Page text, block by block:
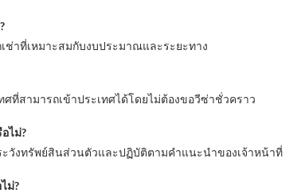
ช่าที่เหมาะสมกับงบประมาณและระยะทาง
ที่สามารถเข้าประเทศได้โดยไม่ต้องขอวีซ่าชั่วคราว
ไม่?
วังทรัพย์สินส่วนตัวและปฏิบัติตามคำแนะนำของเจ้าหน้าที่
ม่?